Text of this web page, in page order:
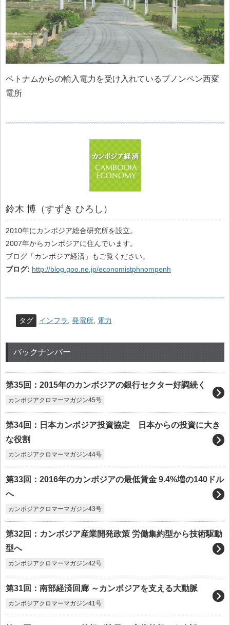
ベトナムからの輸入電力を受け入れているプノンペン西変
電所
鈴木 博（すずき ひろし）
2010年にカンボジア総合研究所を設立。
2007年からカンボジアに住んでいます。
ブログ「カンボジア経済」もご覧ください。
ブログ: http://blog.goo.ne.jp/economistphnompenh
タグ インフラ 発電所 電力
バックナンバー
第35回：2015年のカンボジアの銀行セクター好調続く
カンボジアクロマーマガジン45号
第34回：日本カンボジア投資協定 日本からの投資に大き
な役割
カンボジアクロマーマガジン44号
第33回：2016年のカンボジアの最低賃金 9.4%増の140ドル
へ
カンボジアクロマーマガジン43号
第32回：カンボジア産業開発政策 労働集約型から技術駆動
型へ
カンボジアクロマーマガジン42号
第31回：南部経済回廊 ～カンボジアを支える大動脈
カンボジアクロマーマガジン41号